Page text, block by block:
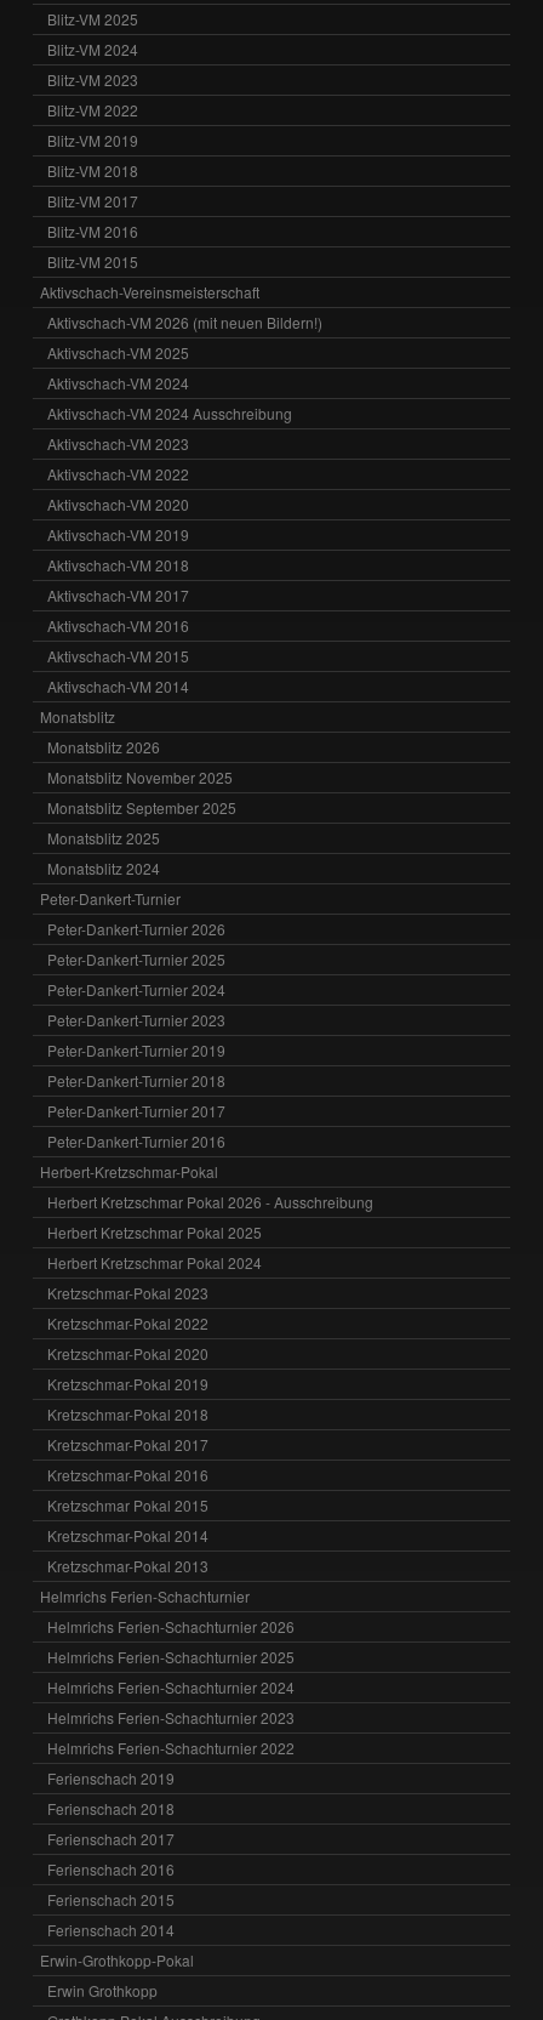
Blitz-VM 2025
Blitz-VM 2024
Blitz-VM 2023
Blitz-VM 2022
Blitz-VM 2019
Blitz-VM 2018
Blitz-VM 2017
Blitz-VM 2016
Blitz-VM 2015
Aktivschach-Vereinsmeisterschaft
Aktivschach-VM 2026 (mit neuen Bildern!)
Aktivschach-VM 2025
Aktivschach-VM 2024
Aktivschach-VM 2024 Ausschreibung
Aktivschach-VM 2023
Aktivschach-VM 2022
Aktivschach-VM 2020
Aktivschach-VM 2019
Aktivschach-VM 2018
Aktivschach-VM 2017
Aktivschach-VM 2016
Aktivschach-VM 2015
Aktivschach-VM 2014
Monatsblitz
Monatsblitz 2026
Monatsblitz November 2025
Monatsblitz September 2025
Monatsblitz 2025
Monatsblitz 2024
Peter-Dankert-Turnier
Peter-Dankert-Turnier 2026
Peter-Dankert-Turnier 2025
Peter-Dankert-Turnier 2024
Peter-Dankert-Turnier 2023
Peter-Dankert-Turnier 2019
Peter-Dankert-Turnier 2018
Peter-Dankert-Turnier 2017
Peter-Dankert-Turnier 2016
Herbert-Kretzschmar-Pokal
Herbert Kretzschmar Pokal 2026 - Ausschreibung
Herbert Kretzschmar Pokal 2025
Herbert Kretzschmar Pokal 2024
Kretzschmar-Pokal 2023
Kretzschmar-Pokal 2022
Kretzschmar-Pokal 2020
Kretzschmar-Pokal 2019
Kretzschmar-Pokal 2018
Kretzschmar-Pokal 2017
Kretzschmar-Pokal 2016
Kretzschmar Pokal 2015
Kretzschmar-Pokal 2014
Kretzschmar-Pokal 2013
Helmrichs Ferien-Schachturnier
Helmrichs Ferien-Schachturnier 2026
Helmrichs Ferien-Schachturnier 2025
Helmrichs Ferien-Schachturnier 2024
Helmrichs Ferien-Schachturnier 2023
Helmrichs Ferien-Schachturnier 2022
Ferienschach 2019
Ferienschach 2018
Ferienschach 2017
Ferienschach 2016
Ferienschach 2015
Ferienschach 2014
Erwin-Grothkopp-Pokal
Erwin Grothkopp